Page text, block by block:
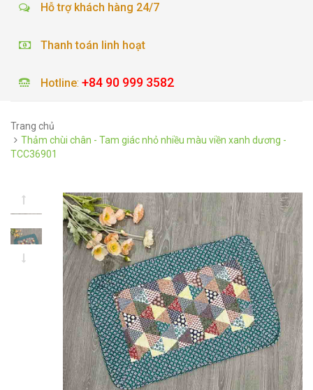
Hỗ trợ khách hàng 24/7
Thanh toán linh hoạt
Hotline: +84 90 999 3582
Trang chủ
Thảm chùi chân - Tam giác nhỏ nhiều màu viền xanh dương -
TCC36901